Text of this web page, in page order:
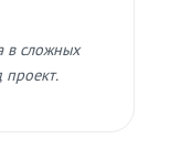
в сложных
проект.